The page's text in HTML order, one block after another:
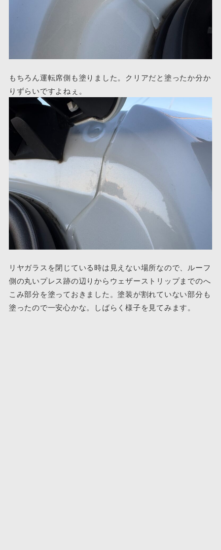
もちろん運転席側も塗りました。クリアだと塗ったか分か
りずらいですよねぇ。
リヤガラスを閉じている時は見えない場所なので、ルーフ
側の丸いプレス跡の辺りからウェザーストリップまでのへ
こみ部分を塗っておきました。塗装が割れていない部分も
塗ったので一安心かな。しばらく様子を見てみます。